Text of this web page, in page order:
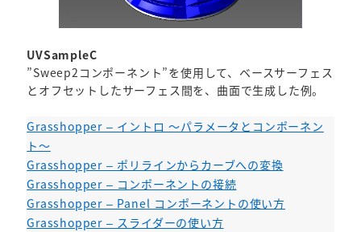
UVSampleC
”Sweep2コンポーネント”を使用して、ベースサーフェス
とオフセットしたサーフェス間を、曲面で生成した例。
Grasshopper – イントロ ～パラメータとコンポーネン
ト～
Grasshopper – ポリラインからカーブへの変換
Grasshopper – コンポーネントの接続
Grasshopper – Panel コンポーネントの使い方
Grasshopper – スライダーの使い方